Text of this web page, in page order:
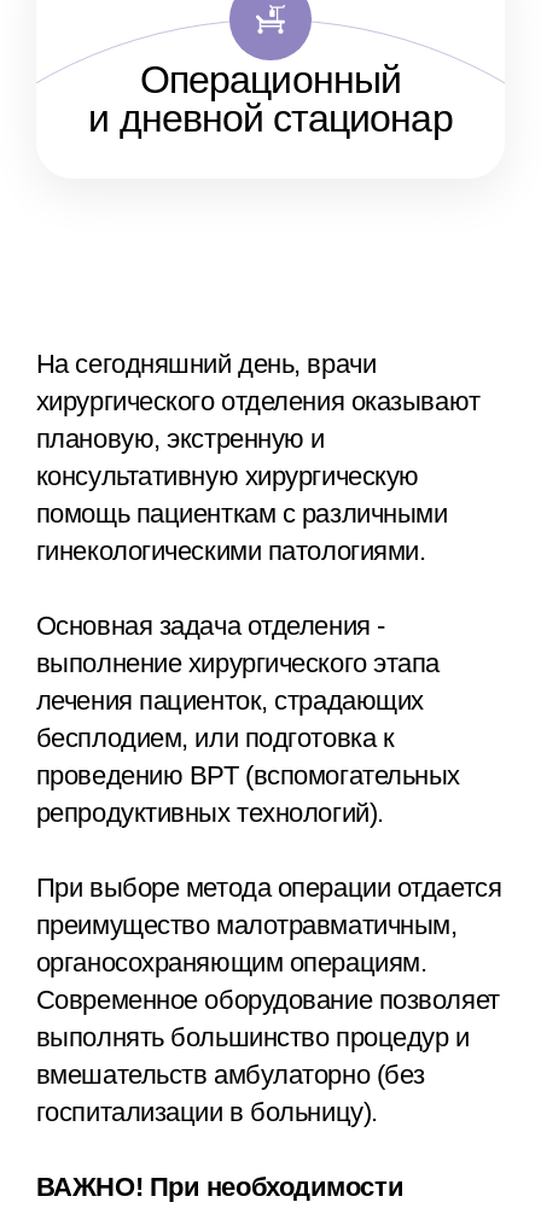
Операционный
и дневной стационар
На сегодняшний день, врачи
хирургического отделения оказывают
плановую, экстренную и
консультативную хирургическую
помощь пациенткам с различными
гинекологическими патологиями.
Основная задача отделения -
выполнение хирургического этапа
лечения пациенток, страдающих
бесплодием, или подготовка к
проведению ВРТ (вспомогательных
репродуктивных технологий).
При выборе метода операции отдается
преимущество малотравматичным,
органосохраняющим операциям.
Современное оборудование позволяет
выполнять большинство процедур и
вмешательств амбулаторно (без
госпитализации в больницу).
ВАЖНО! При необходимости